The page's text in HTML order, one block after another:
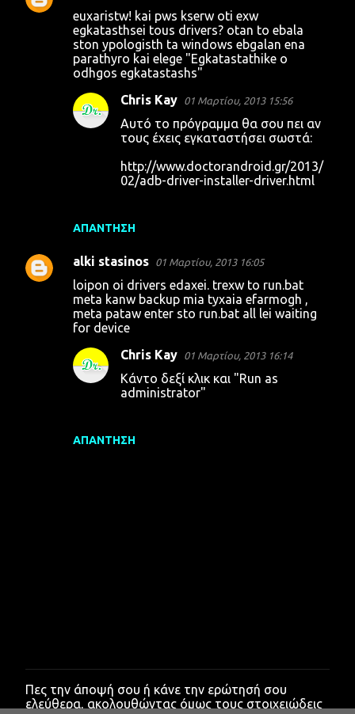
euxaristw! kai pws kserw oti exw
egkatasthsei tous drivers? otan to ebala
ston ypologisth ta windows ebgalan ena
parathyro kai elege "Egkatastathike o
odhgos egkatastashs"
ΑΠΆΝΤΗΣΗ
Chris Kay 01 Μαρτίου, 2013 15:56
Αυτό το πρόγραμμα θα σου πει αν
τους έχεις εγκαταστήσει σωστά:
http://www.doctorandroid.gr/2013/
02/adb-driver-installer-driver.html
alki stasinos 01 Μαρτίου, 2013 16:05
loipon oi drivers edaxei. trexw to run.bat
meta kanw backup mia tyxaia efarmogh ,
meta pataw enter sto run.bat all lei waiting
for device
ΑΠΆΝΤΗΣΗ
Chris Kay 01 Μαρτίου, 2013 16:14
Κάντο δεξί κλικ και "Run as
administrator"
Δ
η
Πες την άποψή σου ή κάνε την ερώτησή σου
ελεύθερα, ακολουθώντας όμως τους στοιχειώδεις